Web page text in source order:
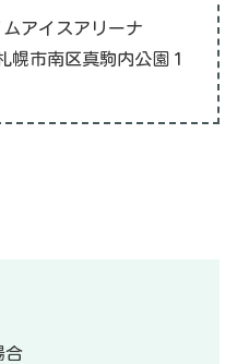
アイスアリーナ
幌市南区真駒内公園１
合